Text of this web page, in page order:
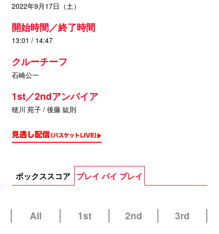
2022年9月17日（土）
開始時間／終了時間
13:01 / 14:47
クルーチーフ
石崎公一
1st／2ndアンパイア
穂川 苑子 / 後藤 紘則
ボックススコア プレイ バイ プレイ
All 1st 2nd
3rd